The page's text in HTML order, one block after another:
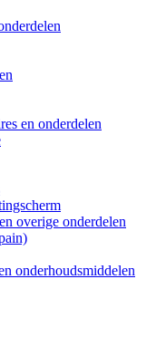
en onderdelen
overige onderdelen
onderhoudsmiddelen